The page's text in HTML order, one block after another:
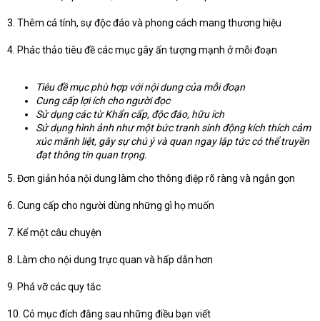
3. Thêm cá tính, sự độc đáo và phong cách mang thương hiệu
4. Phác thảo tiêu đề các mục gây ấn tượng mạnh ở mỗi đoạn
Tiêu đề mục phù hợp với nội dung của mỗi đoạn
Cung cấp lợi ích cho người đọc
Sử dụng các từ Khẩn cấp, độc đáo, hữu ích
Sử dụng hình ảnh như một bức tranh sinh động kích thích cảm
xúc mãnh liệt, gây sự chú ý và quan ngay lập tức có thể truyền
đạt thông tin quan trọng.
5. Đơn giản hóa nội dung làm cho thông điệp rõ ràng và ngắn gọn
6. Cung cấp cho người dùng những gì họ muốn
7. Kể một câu chuyện
8. Làm cho nội dung trực quan và hấp dẫn hơn
9. Phá vỡ các quy tắc
10. Có mục đích đằng sau những điều bạn viết